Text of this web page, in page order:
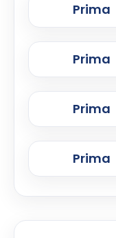
Prima
Prima
Prima
Prima